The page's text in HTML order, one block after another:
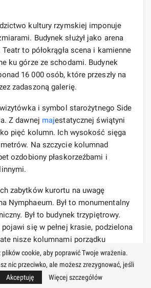
kultury rzymskiej imponuje
Budynek służył jako arena
to półokrągła scena i kamienne
ku górze ze schodami. Budynek
16 000 osób, które przeszły na
zadaszoną galerię.
i symbol starożytnego Side
Z dawnej majestatycznej świątyni
pięć kolumn. Ich wysokość sięga
Na szczycie kolumnad
ozdobiony płaskorzeźbami i
zabytków kurortu na uwagę
Nymphaeum. Był to monumentalny
Był to budynek trzypiętrowy.
pojawi się w pełnej krasie, podzielona
nisze kolumnami porządku
plików cookie, aby poprawić Twoje wrażenia.
nic przeciwko, ale możesz zrezygnować, jeśli
Akceptuję Więcej szczegółów